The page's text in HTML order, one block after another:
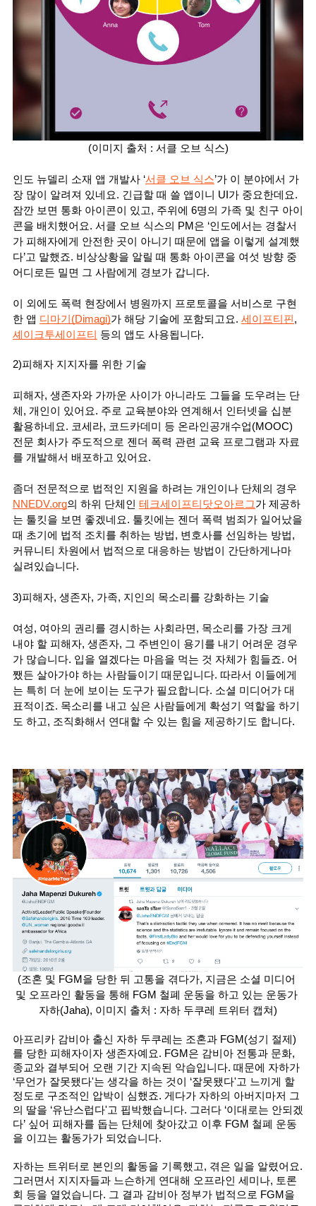
(이미지 출처 : 서클 오브 식스)
인도 뉴델리 소재 앱 개발사 ‘서클 오브 식스’가 이 분야에서 가
장 많이 알려져 있네요. 긴급할 때 쓸 앱이니 UI가 중요한데요.
잠깐 보면 통화 아이콘이 있고, 주위에 6명의 가족 및 친구 아이
콘을 배치했어요. 서클 오브 식스의 PM은 ‘인도에서는 경찰서
가 피해자에게 안전한 곳이 아니기 때문에 앱을 이렇게 설계했
다’고 말했죠. 비상상황을 알릴 때 통화 아이콘을 여섯 방향 중
어디로든 밀면 그 사람에게 경보가 갑니다.
이 외에도 폭력 현장에서 병원까지 프로토콜을 서비스로 구현
한 앱 디마기(Dimagi)가 해당 기술에 포함되고요. 세이프티핀
셰이크투세이프티
등의 앱도 사용됩니다.
2)피해자 지지자를 위한 기술
피해자, 생존자와 가까운 사이가 아니라도 그들을 도우려는 단
체, 개인이 있어요. 주로 교육분야와 연계해서 인터넷을 십분
활용하네요. 코세라, 코드카데미 등 온라인공개수업(MOOC)
전문 회사가 주도적으로 젠더 폭력 관련 교육 프로그램과 자료
를 개발해서 배포하고 있어요.
NNEDV.org의 하위 단체인 테크세이프티닷오아르그가 제공하
는 툴킷을 보면 좋겠네요. 툴킷에는 젠더 폭력 범죄가 일어났을
때 초기에 법적 조치를 취하는 방법, 변호사를 선임하는 방법,
커뮤니티 차원에서 법적으로 대응하는 방법이 간단하게나마
실려있습니다.
3)피해자, 생존자, 가족, 지인의 목소리를 강화하는 기술
여성, 여아의 권리를 경시하는 사회라면, 목소리를 가장 크게
내야 할 피해자, 생존자, 그 주변인이 용기를 내기 어려운 경우
가 많습니다. 입을 열겠다는 마음을 먹는 것 자체가 힘들죠. 어
쨌든 살아가야 하는 사람들이기 때문입니다. 따라서 이들에게
는 특히 더 눈에 보이는 도구가 필요합니다. 소셜 미디어가 대
표적이죠. 목소리를 내고 싶은 사람들에게 확성기 역할을 하기
도 하고, 조직화해서 연대할 수 있는 힘을 제공하기도 합니다.
(조혼 및 FGM을 당한 뒤 고통을 겪다가, 지금은 소셜 미디어
및 오프라인 활동을 통해 FGM 철폐 운동을 하고 있는 운동가
자하(Jaha), 이미지 출처 : 자하 두쿠레 트위터 캡쳐)
아프리카 감비아 출신 자하 두쿠레는 조혼과 FGM(성기 절제)
를 당한 피해자이자 생존자예요. FGM은 감비아 전통과 문화,
종교와 결부되어 오랜 기간 지속된 악습입니다. 때문에 자하가
‘무언가 잘못됐다'는 생각을 하는 것이 ‘잘못됐다'고 느끼게 할
정도로 구조적인 압박이 심했죠. 게다가 자하의 아버지마저 그
의 딸을 ‘유난스럽다'고 핍박했습니다. 그러다 ‘이대로는 안되겠
다’ 싶어 피해자를 돕는 단체에 찾아갔고 이후 FGM 철폐 운동
을 이끄는 활동가가 되었습니다.
자하는 트위터로 본인의 활동을 기록했고, 겪은 일을 알렸어요.
그러면서 지지자들과 느슨하게 연대해 오프라인 세미나, 토론
회 등을 열었습니다. 그 결과 감비아 정부가 법적으로 FGM을